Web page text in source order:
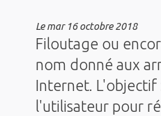
Lemar 16 octobre 2018
Filoutage ou
nom donné aux
Internet.
l'utilisateur pour